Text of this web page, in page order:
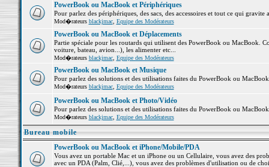
PowerBook ou MacBook et Périphériques
Pour parlez des périphériques, des sacs, des accessoires et tout ce qui
Mod�rateurs blackjmac, Equipe des Modérateurs
PowerBook ou MacBook et Déplacements
Partie spéciale pour les routards qui utilisent des PowerBook ou MacBook.
voiture, bateau, avion...), les alimenter etc...
Mod�rateurs blackjmac, Equipe des Modérateurs
PowerBook ou MacBook et Musique
Pour parlez des solutions et des utilisations faites du PowerBook ou
Mod�rateurs blackjmac, Equipe des Modérateurs
PowerBook ou MacBook et Photo/Vidéo
Pour parlez des solutions et des utilisations faites du PowerBook ou
Mod�rateurs blackjmac, Equipe des Modérateurs
Bureau mobile
PowerBook ou MacBook et iPhone/Mobile/PDA
Vous avez un portable Mac et un iPhone ou un Cellulaire, vous avez des
avec un PDA (Palm, Clié,...), vous avez des problèmes d'utilisation ou de